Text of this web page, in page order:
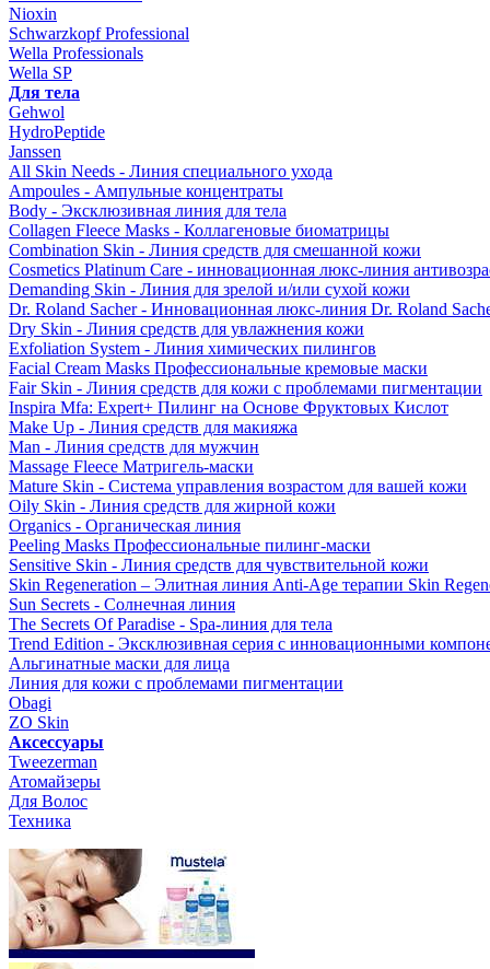
Nioxin
Schwarzkopf Professional
Wella Professionals
Wella SP
Для тела
Gehwol
HydroPeptide
Janssen
All Skin Needs - Линия специального ухода
Ampoules - Ампульные концентраты
Body - Эксклюзивная линия для тела
Collagen Fleece Masks - Коллагеновые биоматрицы
Combination Skin - Линия средств для смешанной кожи
Cosmetics Platinum Care - инновационная люкс-линия
Demanding Skin - Линия для зрелой и/или сухой кожи
Dr. Roland Sacher - Инновационная люкс-линия Dr. Roland
Dry Skin - Линия средств для увлажнения кожи
Exfoliation System - Линия химических пилингов
Facial Cream Masks Профессиональные кремовые маски
Fair Skin - Линия средств для кожи с проблемами пигментации
Inspira Mfa: Expert+ Пилинг на Основе Фруктовых Кислот
Make Up - Линия средств для макияжа
Man - Линия средств для мужчин
Massage Fleece Матригель-маски
Mature Skin - Система управления возрастом для вашей кожи
Oily Skin - Линия средств для жирной кожи
Organics - Органическая линия
Peeling Masks Профессиональные пилинг-маски
Sensitive Skin - Линия средств для чувствительной кожи
Skin Regeneration – Элитная линия Anti-Age терапии Skin
Sun Secrets - Солнечная линия
The Secrets Of Paradise - Spa-линия для тела
Trend Edition - Эксклюзивная серия с инновационными
Альгинатные маски для лица
Линия для кожи с проблемами пигментации
Obagi
ZO Skin
Aксессуары
Tweezerman
Атомайзеры
Для Волос
Техника